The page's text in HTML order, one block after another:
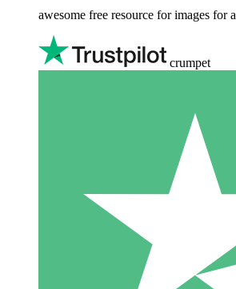
awesome free resource for images for
crumpet